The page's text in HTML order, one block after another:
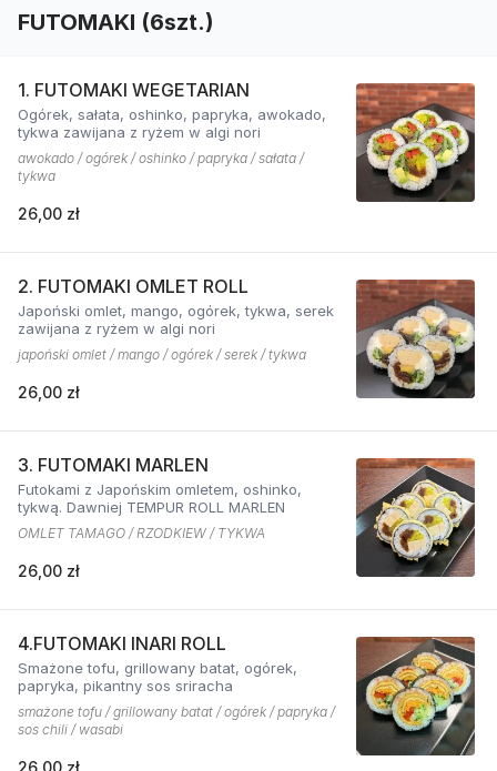
FUTOMAKI (6szt.)
1. FUTOMAKI WEGETARIAN
Ogórek, sałata, oshinko, papryka, awokado,
tykwa zawijana z ryżem w algi nori
awokado / ogórek / oshinko / papryka / sałata /
tykwa
26,00 zł
2. FUTOMAKI OMLET ROLL
Japoński omlet, mango, ogórek, tykwa, serek
zawijana z ryżem w algi nori
japoński omlet / mango / ogórek / serek / tykwa
26,00 zł
3. FUTOMAKI MARLEN
Futokami z Japońskim omletem, oshinko,
tykwą. Dawniej TEMPUR ROLL MARLEN
OMLET TAMAGO / RZODKIEW / TYKWA
26,00 zł
4.FUTOMAKI INARI ROLL
Smażone tofu, grillowany batat, ogórek,
papryka, pikantny sos sriracha
smażone tofu / grillowany batat / ogórek / papryka /
sos chili / wasabi
26,00 zł